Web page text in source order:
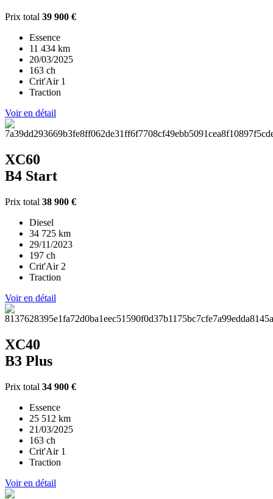
Prix total 39 900 €
Essence
11 434 km
20/03/2025
163 ch
Crit'Air 1
Traction
Voir en détail
XC60
B4 Start
Prix total 38 900 €
Diesel
34 725 km
29/11/2023
197 ch
Crit'Air 2
Traction
Voir en détail
XC40
B3 Plus
Prix total 34 900 €
Essence
25 512 km
21/03/2025
163 ch
Crit'Air 1
Traction
Voir en détail